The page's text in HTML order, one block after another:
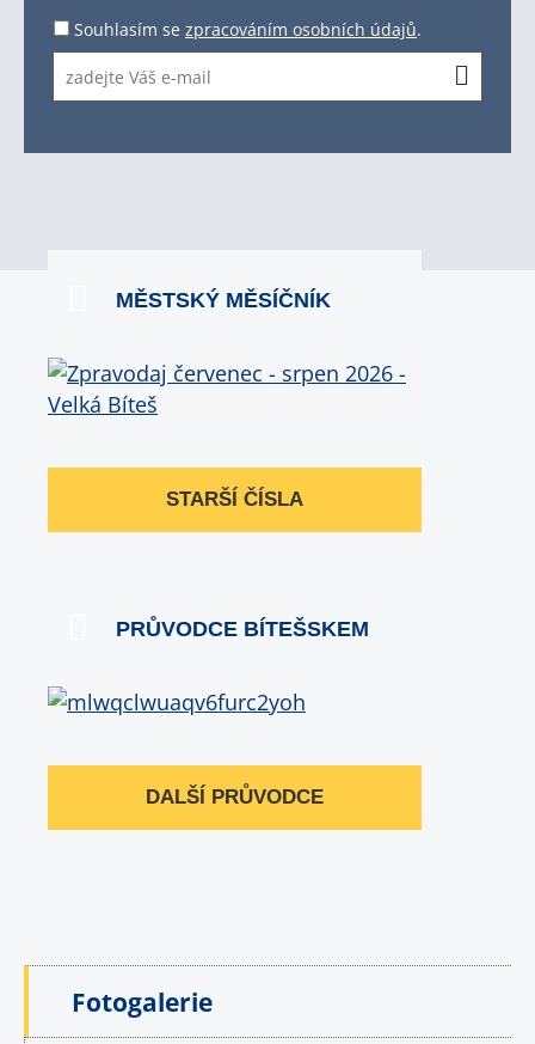
Souhlasím se zpracováním osobních údajů.
MĚSTSKÝ MĚSÍČNÍK
STARŠÍ ČÍSLA
PRŮVODCE BÍTEŠSKEM
DALŠÍ PRŮVODCE
Fotogalerie